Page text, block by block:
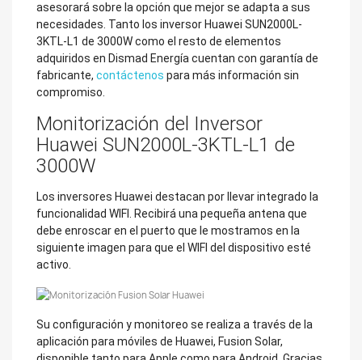
asesorará sobre la opción que mejor se adapta a sus
necesidades. Tanto los inversor Huawei SUN2000L-
3KTL-L1 de 3000W como el resto de elementos
adquiridos en Dismad Energía cuentan con garantía de
fabricante, contáctenos para más información sin
compromiso.
Monitorización del Inversor
Huawei SUN2000L-3KTL-L1 de
3000W
Los inversores Huawei destacan por llevar integrado la
funcionalidad WIFI. Recibirá una pequeña antena que
debe enroscar en el puerto que le mostramos en la
siguiente imagen para que el WIFI del dispositivo esté
activo.
Su configuración y monitoreo se realiza a través de la
aplicación para móviles de Huawei, Fusion Solar,